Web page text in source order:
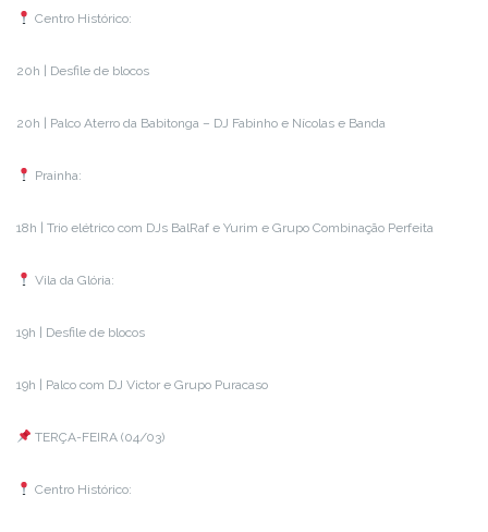
Centro Histórico:
20h | Desfile de blocos
20h | Palco Aterro da Babitonga – DJ Fabinho e Nícolas e Banda
Prainha:
18h | Trio elétrico com DJs BalRaf e Yurim e Grupo Combinação Perfeita
Vila da Glória:
19h | Desfile de blocos
19h | Palco com DJ Victor e Grupo Puracaso
TERÇA-FEIRA (04/03)
Centro Histórico: